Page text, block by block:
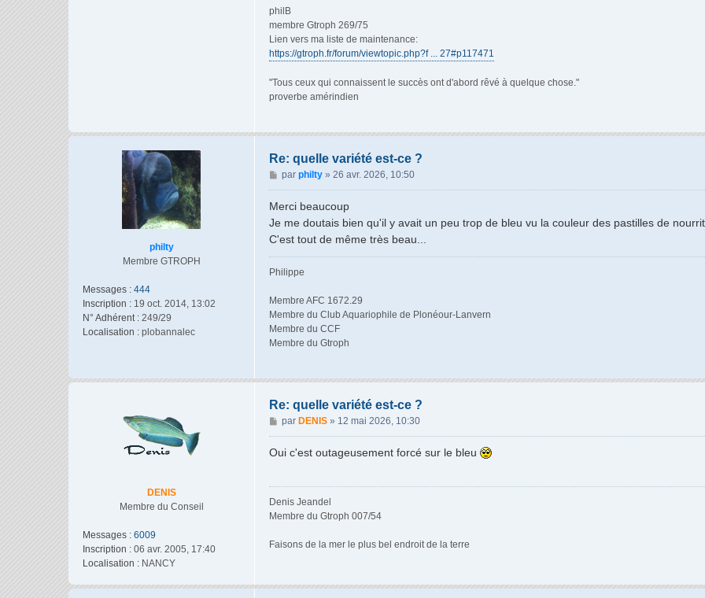
philB
membre Gtroph 269/75
Lien vers ma liste de maintenance:
https://gtroph.fr/forum/viewtopic.php?f ... 27#p117471
"Tous ceux qui connaissent le succès ont d'abord rêvé à quelque chose."
proverbe amérindien
philty
Membre GTROPH
Messages : 444
Inscription : 19 oct. 2014, 13:02
N° Adhérent : 249/29
Localisation : plobannalec
Re: quelle variété est-ce ?
M
e
s
g
e
par philty» 26 avr. 2026, 10:50
Merci beaucoup
Je me doutais bien qu'il y avait un peu trop de bleu vu la couleur des pastilles de
C'est tout de même très beau...
Philippe
Membre AFC 1672.29
Membre du Club Aquariophile de Plonéour-Lanvern
Membre du CCF
Membre du Gtroph
DENIS
Membre du Conseil
Messages : 6009
Inscription : 06 avr. 2005, 17:40
Localisation : NANCY
Re: quelle variété est-ce ?
M
e
s
e
par DENIS» 12 mai 2026, 10:30
Oui c'est outageusement forcé sur le bleu
Denis Jeandel
Membre du Gtroph 007/54
Faisons de la mer le plus bel endroit de la terre